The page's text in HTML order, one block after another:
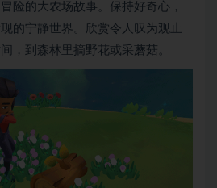
险的大农场故事。保持好奇心，
的宁静世界。欣赏令人叹为观止
，到森林里摘野花或采蘑菇。